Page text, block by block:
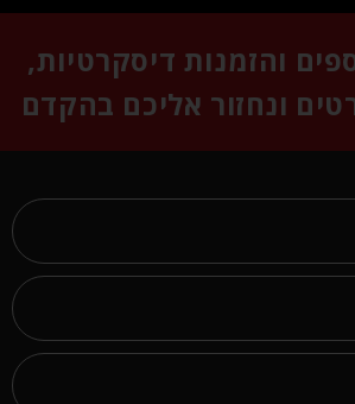
והזמנות דיסקרטיות,
ונחזור אליכם בהקדם